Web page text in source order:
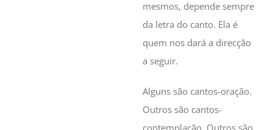
mesmos, depende sempre
da letra do canto. Ela é
quem nos dará a direcção
a seguir.
Alguns são cantos-oração.
Outros são cantos-
contemplação. Outros são